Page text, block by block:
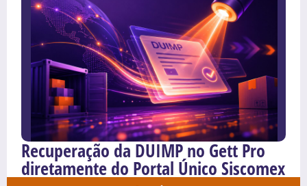
Recuperação da DUIMP no Gett Pro
diretamente do Portal Único Siscomex